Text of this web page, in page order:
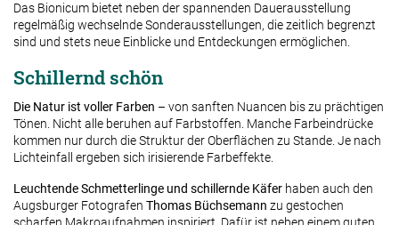
Das Bionicum bietet neben der spannenden Dauerausstellung
regelmäßig wechselnde Sonderausstellungen, die zeitlich begrenzt
sind und stets neue Einblicke und Entdeckungen ermöglichen.
Schillernd schön
Die Natur ist voller Farben – von sanften Nuancen bis zu prächtigen
Tönen. Nicht alle beruhen auf Farbstoffen. Manche Farbeindrücke
kommen nur durch die Struktur der Oberflächen zu Stande. Je nach
Lichteinfall ergeben sich irisierende Farbeffekte.
Leuchtende Schmetterlinge und schillernde Käfer haben auch den
Augsburger Fotografen Thomas Büchsemann zu gestochen